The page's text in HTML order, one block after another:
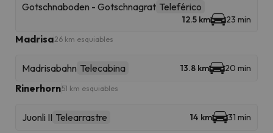
Gotschnaboden - Gotschnagrat Teleférico
12.5 km 23 min
Madrisa26 km esquiables
Madrisabahn Telecabina 13.8 km 20 min
Rinerhorn51 km esquiables
Juonli II Telearrastre 14 km 31 min